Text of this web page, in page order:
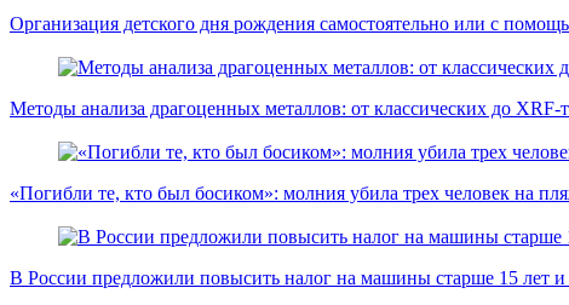
Организация детского дня рождения самостоятельно или с
Методы анализа драгоценных металлов: от классических до XRF-
«Погибли те, кто был босиком»: молния убила трех человек на
В России предложили повысить налог на машины старше 15 лет и